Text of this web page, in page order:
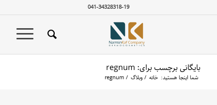
041-34328318-19
بایگانی برچسب برای: regnum
شما اینجا هستید: خانه / وبلاگ /
regnum